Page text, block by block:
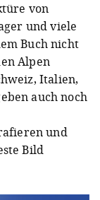
von
und viele
Buch nicht
Alpen
Italien,
auch noch
und
Bild